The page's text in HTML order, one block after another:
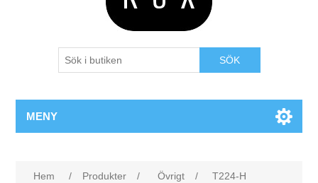
SÖK
MENY
Hem / Produkter / Övrigt / T224-H